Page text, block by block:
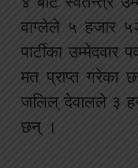
वाग्लेले ५ हजार
पार्टीका
मत प्राप्त गरेका
जलिल् देवालले ३
छन् ।